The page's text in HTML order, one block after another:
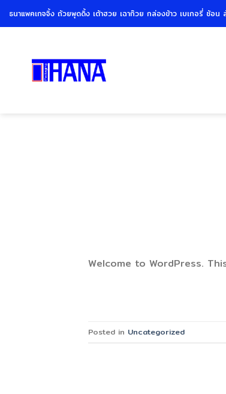
ธนาแพคเกจจิ้ง ถ้วยพุดดิ้ง เต้าฮวย เฉาก๊วย กล่องข้าว เบเกอรี่ ช้อน
Welcome to WordPress.
Posted in Uncategorized